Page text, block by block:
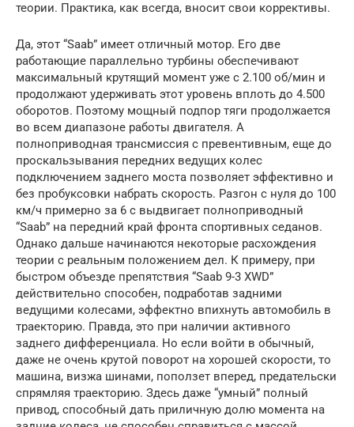
теории. Практика, как всегда, вносит свои коррективы.
Да, этот “Saab” имеет отличный мотор. Его две
работающие параллельно турбины обеспечивают
максимальный крутящий момент уже с 2.100 об/мин и
продолжают удерживать этот уровень вплоть до 4.500
оборотов. Поэтому мощный подпор тяги продолжается
во всем диапазоне работы двигателя. А
полноприводная трансмиссия с превентивным, еще до
проскальзывания передних ведущих колес
подключением заднего моста позволяет эффективно и
без пробуксовки набрать скорость. Разгон с нуля до 100
км/ч примерно за 6 с выдвигает полноприводный
“Saab” на передний край фронта спортивных седанов.
Однако дальше начинаются некоторые расхождения
теории с реальным положением дел. К примеру, при
быстром объезде препятствия “Saab 9-3 XWD”
действительно способен, подработав задними
ведущими колесами, эффектно впихнуть автомобиль в
траекторию. Правда, это при наличии активного
заднего дифференциала. Но если войти в обычный,
даже не очень крутой поворот на хорошей скорости, то
машина, визжа шинами, поползет вперед, предательски
спрямляя траекторию. Здесь даже “умный” полный
привод, способный дать приличную долю момента на